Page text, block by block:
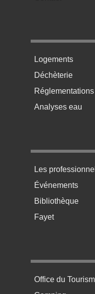
Menu pratique
Logements
Déchèterie
Réglementations
Analyses eau
Menu pratique
Les
Événements
Bibliothèque
Fayet
Menu pratique
Office du